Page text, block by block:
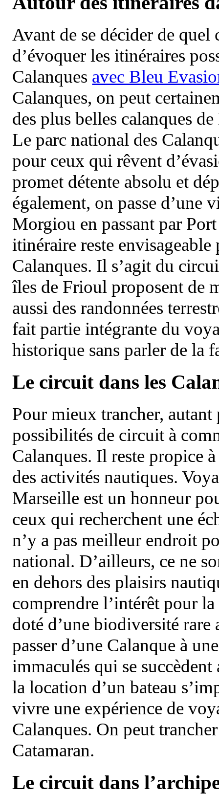
Avant de se décider de
d’évoquer les itinéraires
Calanques avec Bleu
Calanques, on peut
des plus belles calanques
Le parc national des
pour ceux qui rêvent
promet détente absolu et
également, on passe d’une
Morgiou en passant par
itinéraire reste
Calanques. Il s’agit du
îles de Frioul proposent de
aussi des randonnées
fait partie intégrante du
historique sans parler de la
Le circuit dans les
Pour mieux trancher, autant
possibilités de circuit à
Calanques. Il reste propice
des activités nautiques.
Marseille est un honneur
ceux qui recherchent une
n’y a pas meilleur endroit
national. D’ailleurs, ce ne
en dehors des plaisirs
comprendre l’intérêt pour
doté d’une biodiversité
passer d’une Calanque à
immaculés qui se
la location d’un bateau
vivre une expérience de
Calanques. On peut
Catamaran.
Le circuit dans